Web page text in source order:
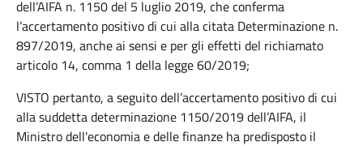
dell’AIFA n. 1150 del 5 luglio 2019, che conferma
l’accertamento positivo di cui alla citata Determinazione n.
897/2019, anche ai sensi e per gli effetti del richiamato
articolo 14, comma 1 della legge 60/2019;
VISTO pertanto, a seguito dell’accertamento positivo di cui
alla suddetta determinazione 1150/2019 dell’AIFA, il
Ministro dell'economia e delle finanze ha predisposto il